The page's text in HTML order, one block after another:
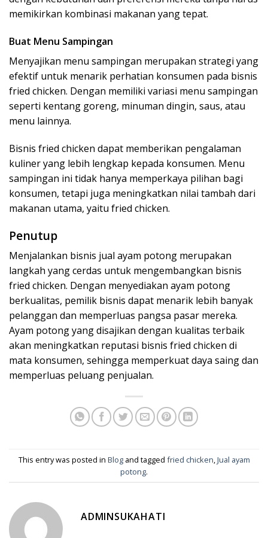
memikirkan kombinasi makanan yang tepat.
Buat Menu Sampingan
Menyajikan menu sampingan merupakan strategi yang
efektif untuk menarik perhatian konsumen pada bisnis
fried chicken. Dengan memiliki variasi menu sampingan
seperti kentang goreng, minuman dingin, saus, atau
menu lainnya.
Bisnis fried chicken dapat memberikan pengalaman
kuliner yang lebih lengkap kepada konsumen. Menu
sampingan ini tidak hanya memperkaya pilihan bagi
konsumen, tetapi juga meningkatkan nilai tambah dari
makanan utama, yaitu fried chicken.
Penutup
Menjalankan bisnis jual ayam potong merupakan
langkah yang cerdas untuk mengembangkan bisnis
fried chicken. Dengan menyediakan ayam potong
berkualitas, pemilik bisnis dapat menarik lebih banyak
pelanggan dan memperluas pangsa pasar mereka.
Ayam potong yang disajikan dengan kualitas terbaik
akan meningkatkan reputasi bisnis fried chicken di
mata konsumen, sehingga memperkuat daya saing dan
memperluas peluang penjualan.
This entry was posted in Blogand tagged fried chicken Jual ayam
potong.
ADMINSUKAHATI